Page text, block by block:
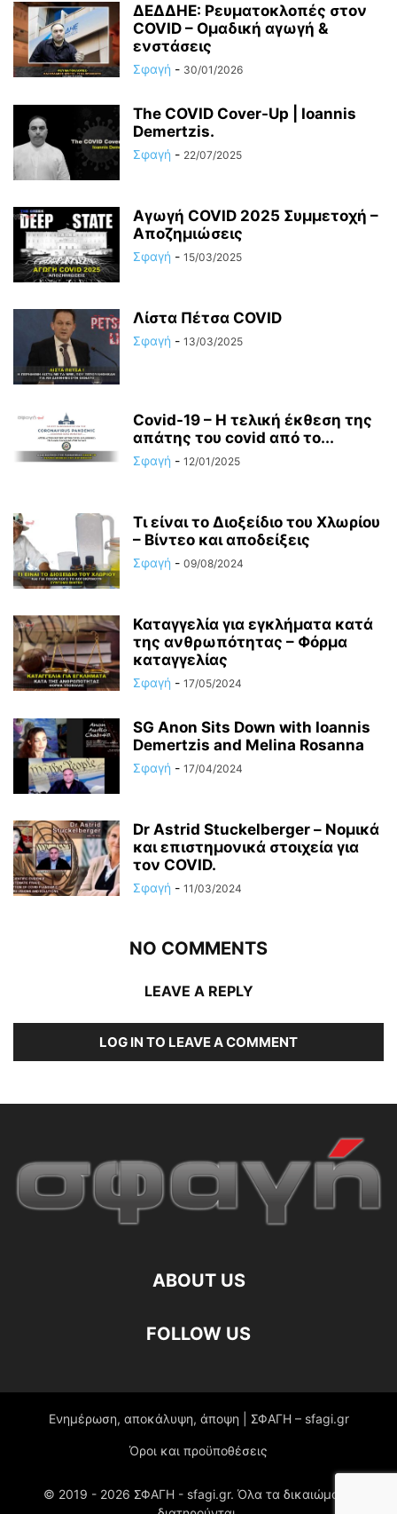
ΔΕΔΔΗΕ: Ρευματοκλοπές στον
COVID – Ομαδική αγωγή &
ενστάσεις
Σφαγή - 30/01/2026
The COVID Cover-Up | Ioannis
Demertzis.
Σφαγή - 22/07/2025
Αγωγή COVID 2025 Συμμετοχή –
Αποζημιώσεις
Σφαγή - 15/03/2025
Λίστα Πέτσα COVID
Σφαγή - 13/03/2025
Covid-19 – Η τελική έκθεση της
απάτης του covid από το...
Σφαγή - 12/01/2025
Τι είναι το Διοξείδιο του Χλωρίου
– Βίντεο και αποδείξεις
Σφαγή - 09/08/2024
Καταγγελία για εγκλήματα κατά
της ανθρωπότητας – Φόρμα
καταγγελίας
Σφαγή - 17/05/2024
SG Anon Sits Down with Ioannis
Demertzis and Melina Rosanna
Σφαγή - 17/04/2024
Dr Astrid Stuckelberger – Νομικά
και επιστημονικά στοιχεία για
τον COVID.
Σφαγή - 11/03/2024
NO COMMENTS
LEAVE A REPLY
LOG IN TO LEAVE A COMMENT
ABOUT US
FOLLOW US
Ενημέρωση, αποκάλυψη, άποψη | ΣΦΑΓΗ – sfagi.gr
Όροι και προϋποθέσεις
© 2019 - 2026 ΣΦΑΓΗ - sfagi.gr. Όλα τα δικαιώματα